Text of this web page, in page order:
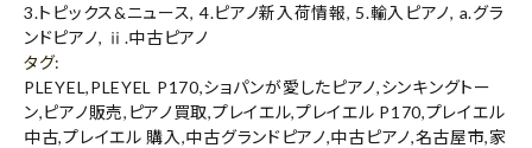
3.トピックス&ニュース, 4.ピアノ新入荷情報, 5.輸入ピアノ, a.グラ
ンドピアノ, ⅱ.中古ピアノ
タグ:
PLEYEL,PLEYEL P170,ショパンが愛したピアノ,シンキングトー
ン,ピアノ販売, ピアノ買取,プレイエル,プレイエル P170,プレイエル
中古,プレイエル 購入,中古グランドピアノ,中古ピアノ,名古屋市,家